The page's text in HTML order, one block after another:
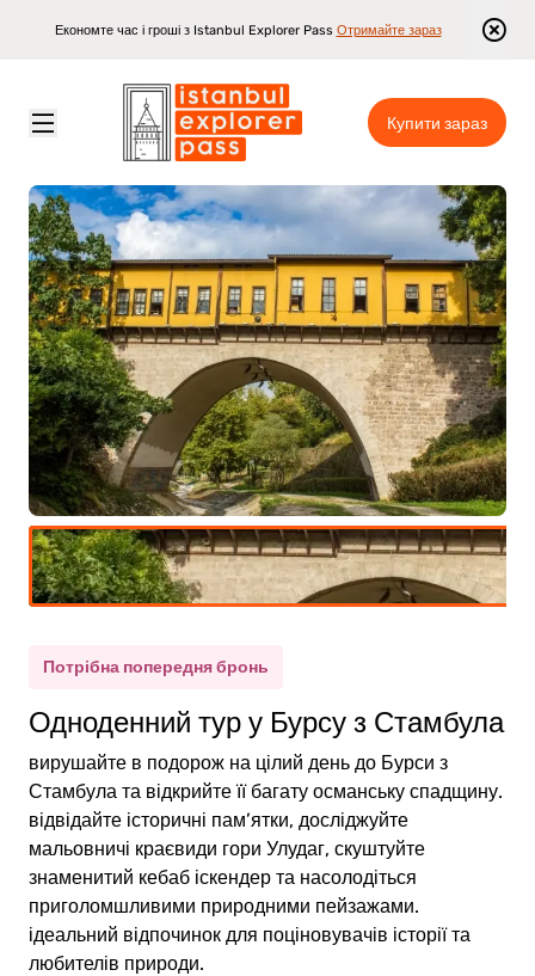
Економте час і гроші з Istanbul Explorer Pass Отримайте зараз
Купити зараз
Istanbul Explorer Pass \ Достопримітності Одноденний тур у Бурсу з Стамбула
Потрібна попередня бронь
Одноденний тур у Бурсу з Стамбула
вирушайте в подорож на цілий день до Бурси з
Стамбула та відкрийте її багату османську спадщину.
відвідайте історичні пам’ятки, досліджуйте
мальовничі краєвиди гори Улудаг, скуштуйте
знаменитий кебаб іскендер та насолодіться
приголомшливими природними пейзажами.
ідеальний відпочинок для поціновувачів історії та
любителів природи.
(12+)
0.00€
0.00€